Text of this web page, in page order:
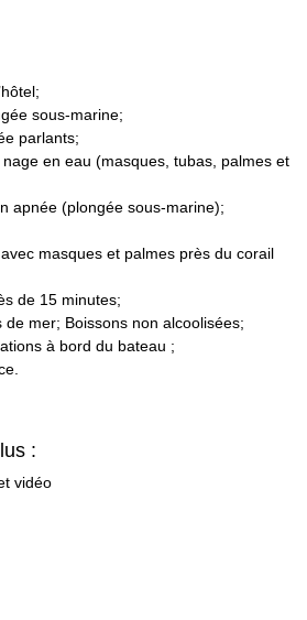
sous-marine;
parlants;
en eau (masques, tubas, palmes et
apnée (plongée sous-marine);
masques et palmes près du corail
de 15 minutes;
de mer; Boissons non alcoolisées;
à bord du bateau ;
:
vidéo